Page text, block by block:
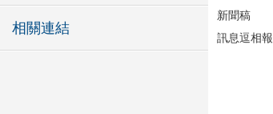
相關連結
新聞稿
訊息逗相報